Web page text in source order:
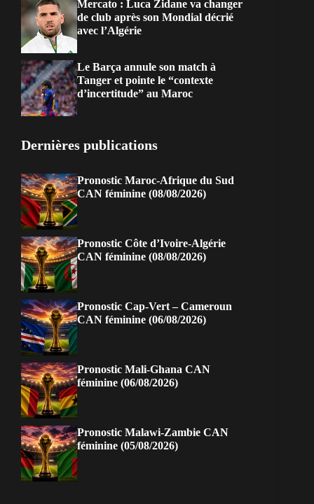
Mercato : Luca Zidane va changer
de club après son Mondial décrié
avec l’Algérie
Le Barça annule son match à
Tanger et pointe le “contexte
d’incertitude” au Maroc
Dernières publications
Pronostic Maroc-Afrique du Sud
CAN féminine (08/08/2026)
Pronostic Côte d’Ivoire-Algérie
CAN féminine (08/08/2026)
Pronostic Cap-Vert – Cameroun
CAN féminine (06/08/2026)
Pronostic Mali-Ghana CAN
féminine (06/08/2026)
Pronostic Malawi-Zambie CAN
féminine (05/08/2026)